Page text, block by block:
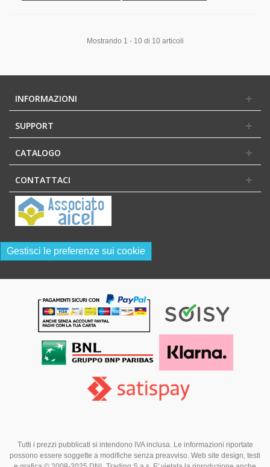
Mostrando 1 - 10 di 10 articoli
INFORMAZIONI
SUPPORT
CATALOGO
CONTATTACI
Gestisci le preferenze sui cookie
Tutti i prezzi pubblicati si intendono IVA inclusa. Le informazioni riportate
possono essere soggette a modifiche senza preavviso. Web site design, testi